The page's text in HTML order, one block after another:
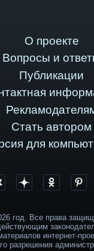
О проекте
Вопросы и
Публикации
Стать автором
для
год. Все права
интернет-
разрешения